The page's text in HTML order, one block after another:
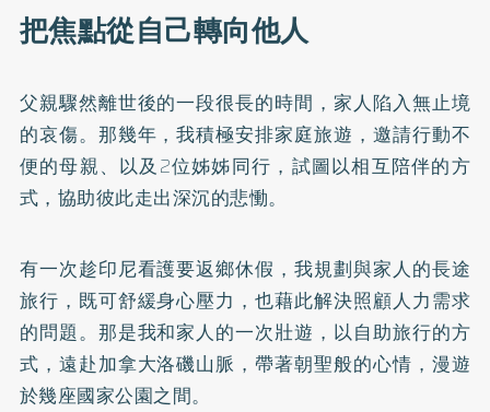
把焦點從自己轉向他人
父親驟然離世後的一段很長的時間，家人陷入無止境
的哀傷。那幾年，我積極安排家庭旅遊，邀請行動不
便的母親、以及2位姊姊同行，試圖以相互陪伴的方
式，協助彼此走出深沉的悲慟。
有一次趁印尼看護要返鄉休假，我規劃與家人的長途
旅行，既可舒緩身心壓力，也藉此解決照顧人力需求
的問題。那是我和家人的一次壯遊，以自助旅行的方
式，遠赴加拿大洛磯山脈，帶著朝聖般的心情，漫遊
於幾座國家公園之間。